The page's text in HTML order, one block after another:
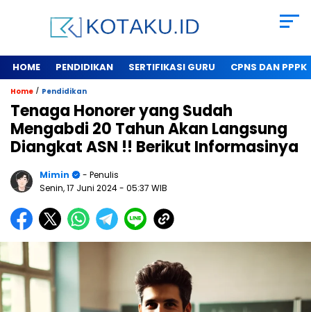
HOME PENDIDIKAN SERTIFIKASI GURU CPNS DAN PPPK
Home / Pendidikan
Tenaga Honorer yang Sudah
Mengabdi 20 Tahun Akan Langsung
Diangkat ASN !! Berikut Informasinya
Mimin
- Penulis
Senin, 17 Juni 2024- 05:37 WIB